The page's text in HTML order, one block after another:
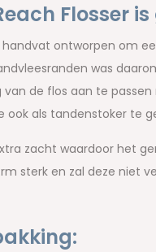
Flosser
ontworpen om
was
de flos aan te
als tandenstoker te
zacht waardoor het
sterk en zal deze niet